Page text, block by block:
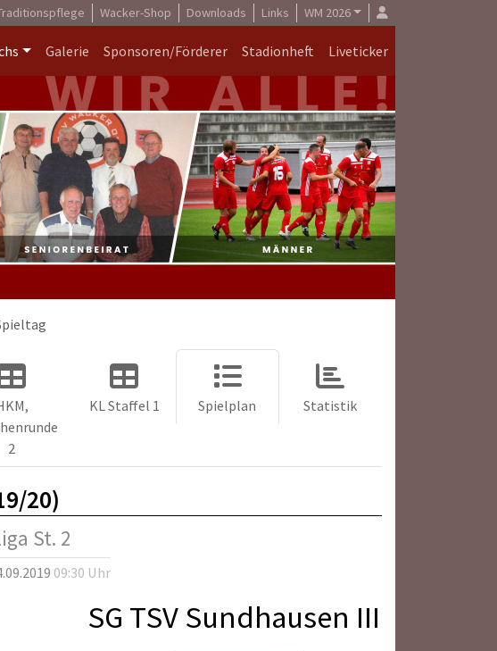
Wacker-Shop Downloads Links WM 2026
Galerie Sponsoren/Förderer Stadionheft Liveticker
2
KL Staffel 1 Spielplan Statistik
20)
St. 2
09:30 Uhr
SG TSV Sundhausen III